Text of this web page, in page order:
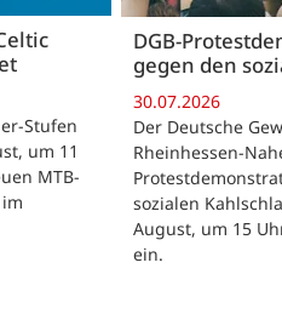
Stufen
um 11
MTB-
DGB-
gegen den
30.07.2026
Der Deutsche
Rheinhessen-
sozialen
August, um 15
ein.